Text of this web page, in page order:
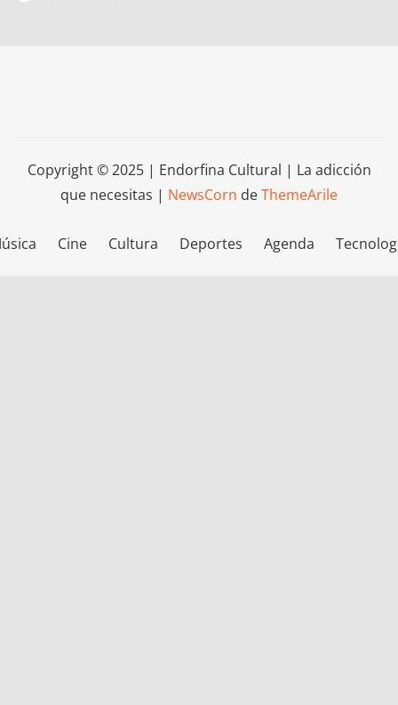
Copyright © 2025 | Endorfina Cultural | La adicción
que necesitas | NewsCorn deThemeArile
Cine Cultura Deportes Agenda